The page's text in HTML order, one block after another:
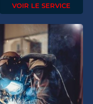
VOIR LE SERVICE